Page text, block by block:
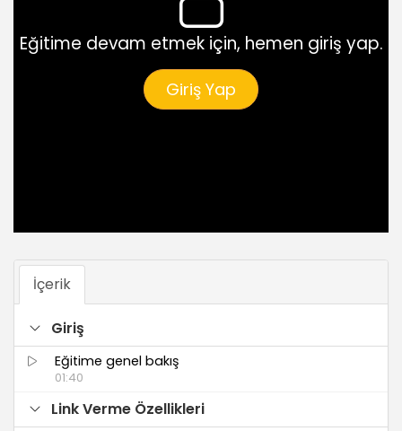
Eğitime devam etmek için, hemen giriş yap.
Giriş Yap
İçerik
Giriş
Eğitime genel bakış
01:40
Link Verme Özellikleri